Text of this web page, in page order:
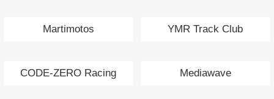
Martimotos YMR Track Club
CODE-ZERO Racing Mediawave